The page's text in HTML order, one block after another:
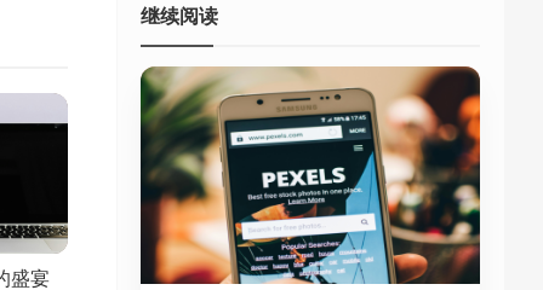
盛宴
继续阅读